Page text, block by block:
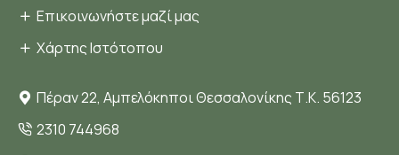
Επικοινωνήστε μαζί μας
Χάρτης Ιστότοπου
Πέραν 22, Αμπελόκηποι Θεσσαλονίκης Τ.Κ. 56123
2310 744968